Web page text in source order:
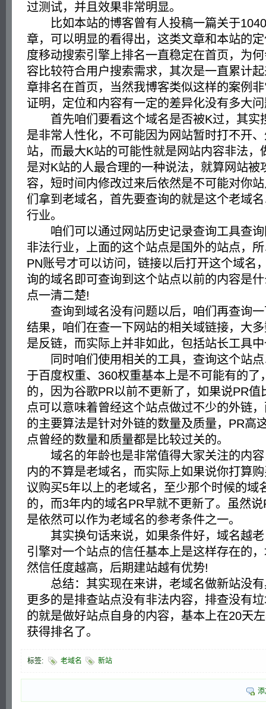
过测试，并且效果非常明显。
比如本站的博客曾有人投稿一篇关于
章，可以明显的看得出，这类文章和本站的
度移动搜索引擎上排名一直稳定在首页，为
容比较符合用户搜索需求，其次是一直累计
章排名在首页，当然我博客类似这样的案例
证明，定位和内容有一定的差异化没有多大
首先咱们要看这个域名是否被K过，其实
是非常人性化，不可能因为网站暂时打不开
站，而最大K站的可能性就是网站内容非法，
是对K站的人最合理的一种说法，就算网站被
容，短时间内修改过来后依然是不可能对你
们拿到老域名，首先要查询的就是这个老域
行业。
咱们可以通过网站历史记录查询工具查询
非法行业，上面的这个站点是国外的站点，
PN账号才可以访问，链接以后打开这个域名
询的域名即可查询到这个站点以前的内容是
点一清二楚!
查询到域名没有问题以后，咱们再查询一
结果，咱们在查一下网站的相关域链接，大
是反链，而实际上并非如此，包括站长工具
同时咱们使用相关的工具，查询这个站点
于百度权重、360权重基本上是不可能有的了
的，因为谷歌PR以前不更新了，如果说PR值
点可以意味着曾经这个站点做过不少的外链
的主要算法是针对外链的数量及质量，PR高
点曾经的数量和质量都是比较过关的。
域名的年龄也是非常值得大家关注的内容
内的不算是老域名，而实际上如果说你打算
议购买5年以上的老域名，至少那个时候的域
的，而3年内的域名PR早就不更新了。虽然
是依然可以作为老域名的参考条件之一。
其实换句话来说，如果条件好，域名越老
引擎对一个站点的信任基本上是这样存在的
然信任度越高，后期建站越有优势!
总结：其实现在来讲，老域名做新站没有
更多的是排查站点没有非法内容，排查没有
的就是做好站点自身的内容，基本上在20天
获得排名了。
标签: 老域名 新站